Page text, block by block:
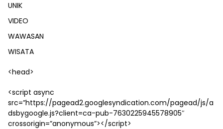
UNIK
VIDEO
WAWASAN
WISATA
<head>
<script async
src=”https://pagead2.googlesyndication.com/pagead/js/a
dsbygoogle.js?client=ca-pub-7630225945578905″
crossorigin=”anonymous”></script>